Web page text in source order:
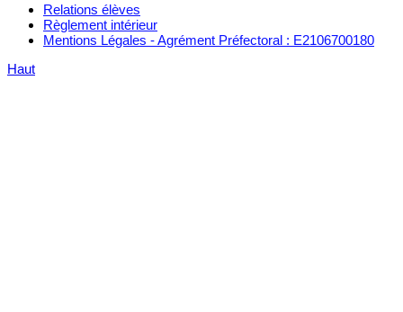
Relations élèves
Règlement intérieur
Mentions Légales - Agrément Préfectoral : E2106700180
Haut